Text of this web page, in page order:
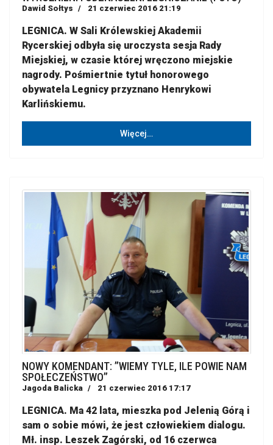
Dawid Sołtys 21 czerwiec 2016 21:19
LEGNICA. W Sali Królewskiej Akademii
Rycerskiej odbyła się uroczysta sesja Rady
Miejskiej, w czasie której wręczono miejskie
nagrody. Pośmiertnie tytuł honorowego
obywatela Legnicy przyznano Henrykowi
Karlińskiemu.
Więcej…
NOWY KOMENDANT: ”WIEMY TYLE, ILE POWIE NAM
SPOŁECZEŃSTWO”
Jagoda Balicka 21 czerwiec 2016 17:17
LEGNICA. Ma 42 lata, mieszka pod Jelenią Górą i
sam o sobie mówi, że jest człowiekiem dialogu.
Mł. insp. Leszek Zagórski, od 16 czerwca